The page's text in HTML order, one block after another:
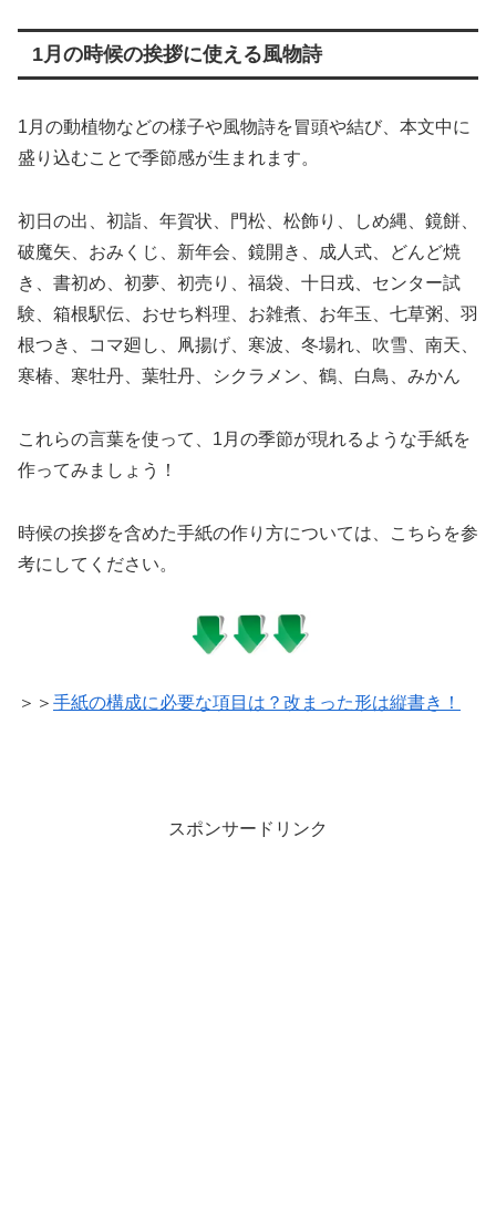
1月の時候の挨拶に使える風物詩
1月の動植物などの様子や風物詩を冒頭や結び、本文中に
盛り込むことで季節感が生まれます。
初日の出、初詣、年賀状、門松、松飾り、しめ縄、鏡餅、
破魔矢、おみくじ、新年会、鏡開き、成人式、どんど焼
き、書初め、初夢、初売り、福袋、十日戎、センター試
験、箱根駅伝、おせち料理、お雑煮、お年玉、七草粥、羽
根つき、コマ廻し、凧揚げ、寒波、冬場れ、吹雪、南天、
寒椿、寒牡丹、葉牡丹、シクラメン、鶴、白鳥、みかん
これらの言葉を使って、1月の季節が現れるような手紙を
作ってみましょう！
時候の挨拶を含めた手紙の作り方については、こちらを参
考にしてください。
＞＞ 手紙の構成に必要な項目は？改まった形は縦書き！
スポンサードリンク